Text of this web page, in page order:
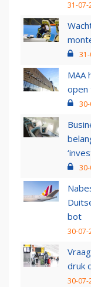
31-07-
MAA
open
bot
30-07-
druk
30-07-